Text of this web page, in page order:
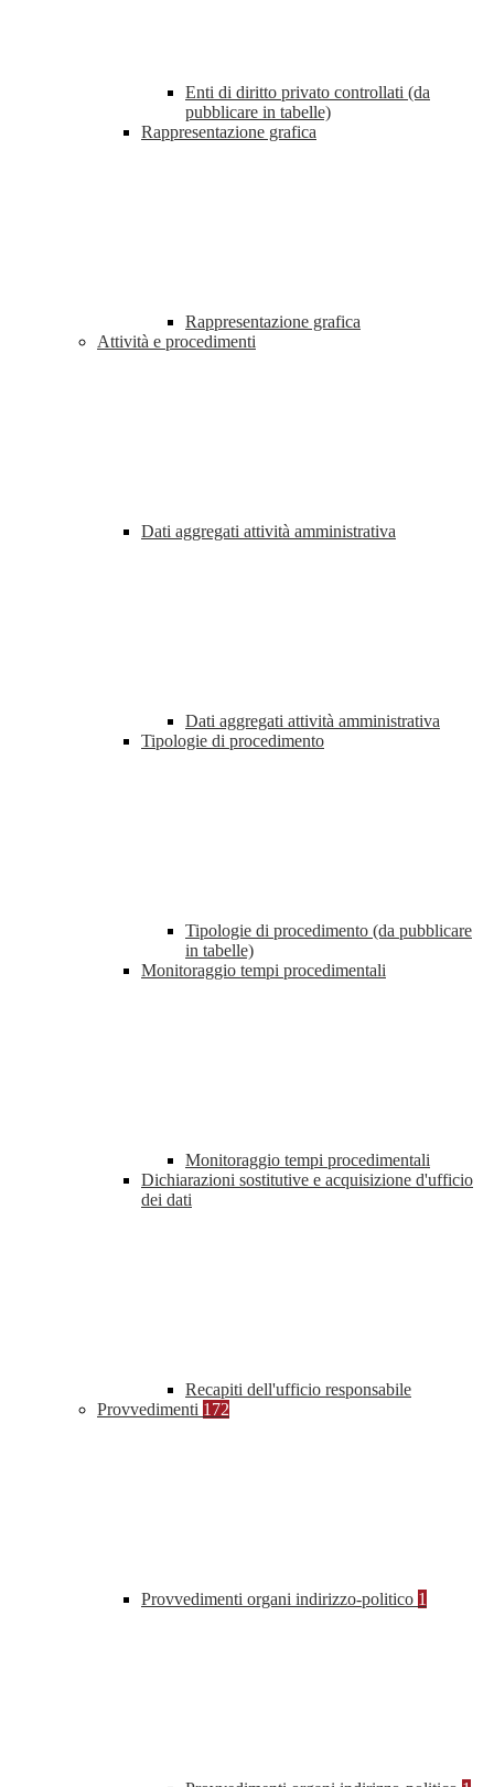
Enti di diritto privato controllati (da
pubblicare in tabelle)
Rappresentazione grafica
Rappresentazione grafica
Attività e procedimenti
Dati aggregati attività amministrativa
Dati aggregati attività amministrativa
Tipologie di procedimento
Tipologie di procedimento (da pubblicare
in tabelle)
Monitoraggio tempi procedimentali
Monitoraggio tempi procedimentali
Dichiarazioni sostitutive e acquisizione d'ufficio
dei dati
Recapiti dell'ufficio responsabile
Provvedimenti 172
Provvedimenti organi indirizzo-politico 1